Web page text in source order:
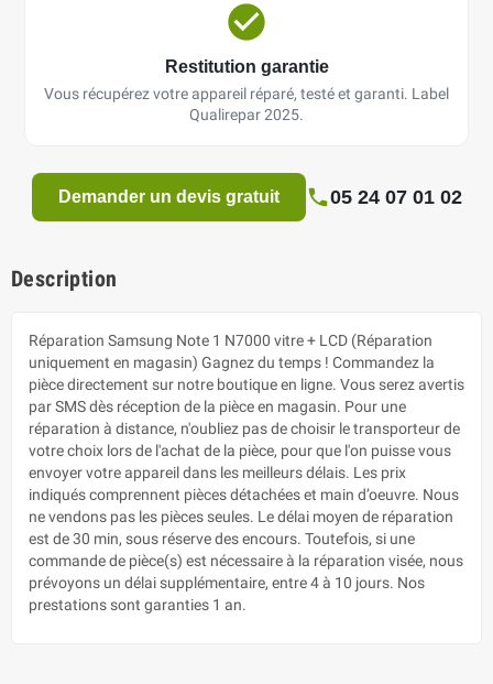
Restitution garantie
Vous récupérez votre appareil réparé, testé et garanti. Label
Qualirepar 2025.
Demander un devis gratuit 05 24 07 01 02
Description
Réparation Samsung Note 1 N7000 vitre + LCD (Réparation
uniquement en magasin) Gagnez du temps ! Commandez la
pièce directement sur notre boutique en ligne. Vous serez avertis
par SMS dès réception de la pièce en magasin. Pour une
réparation à distance, n'oubliez pas de choisir le transporteur de
votre choix lors de l'achat de la pièce, pour que l'on puisse vous
envoyer votre appareil dans les meilleurs délais. Les prix
indiqués comprennent pièces détachées et main d’oeuvre. Nous
ne vendons pas les pièces seules. Le délai moyen de réparation
est de 30 min, sous réserve des encours. Toutefois, si une
commande de pièce(s) est nécessaire à la réparation visée, nous
prévoyons un délai supplémentaire, entre 4 à 10 jours. Nos
prestations sont garanties 1 an.